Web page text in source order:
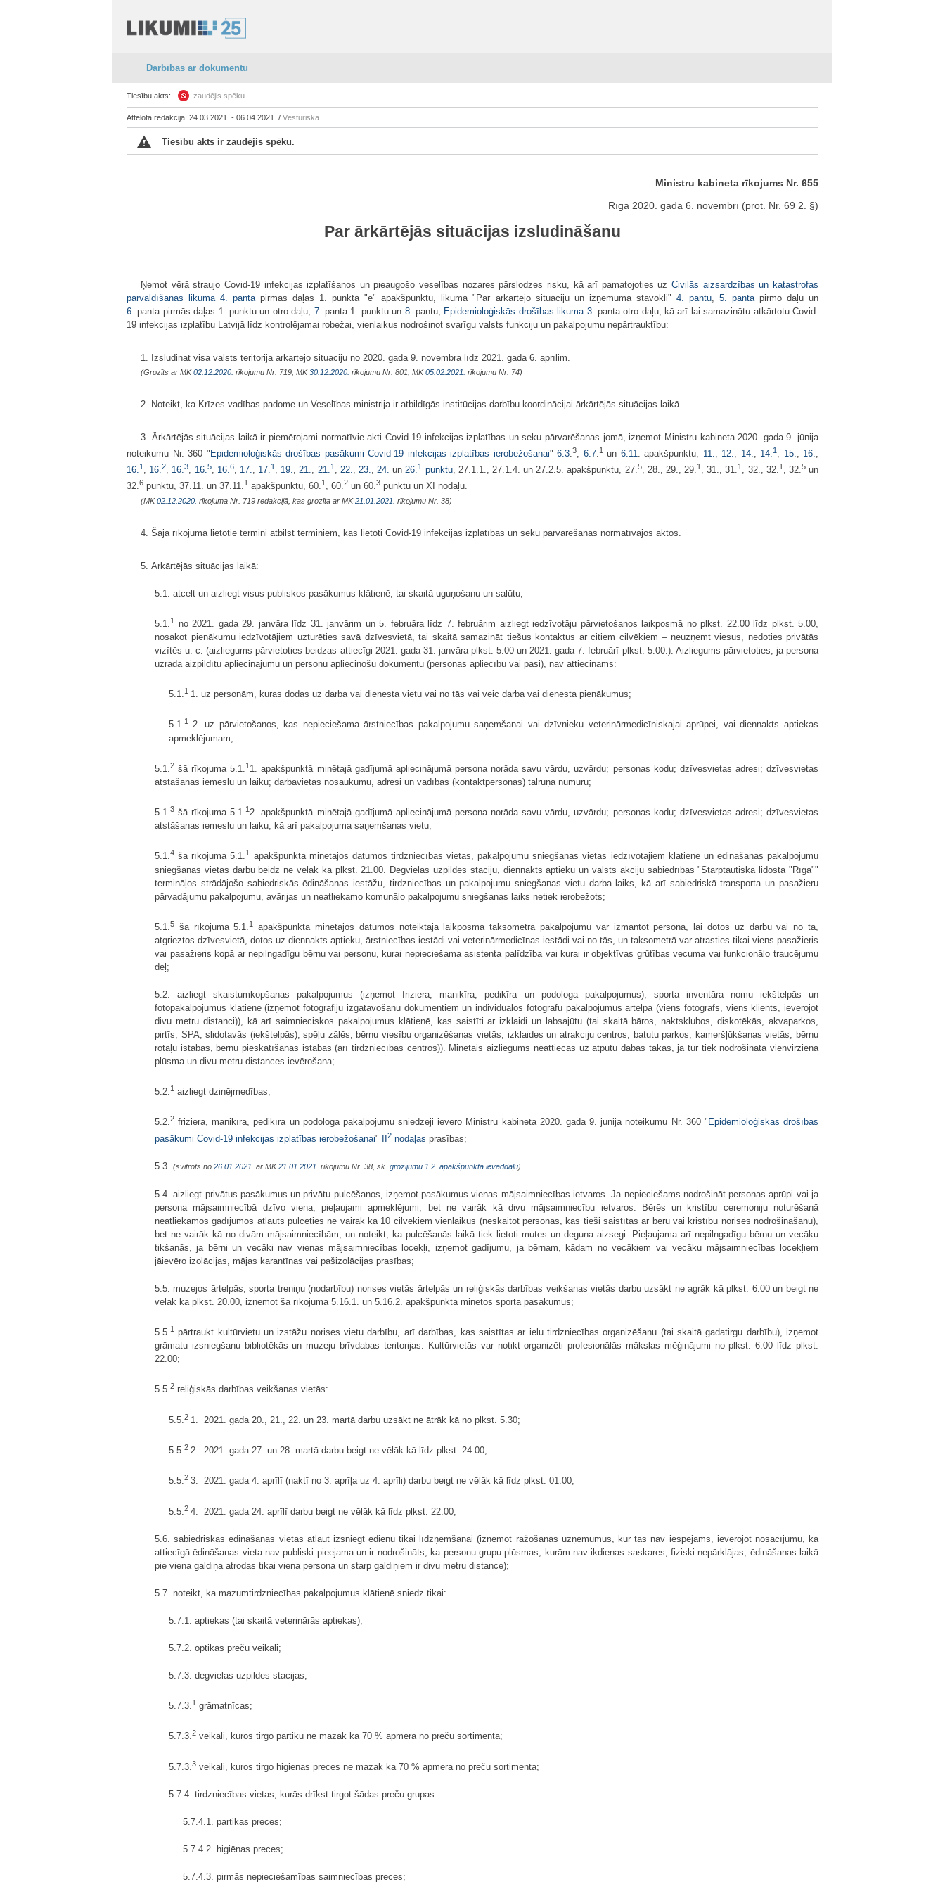
Darbības ar dokumentu
Tiesību akts: zaudējis spēku
Attēlotā redakcija: 24.03.2021. - 06.04.2021. / Vēsturiskā
Tiesību akts ir zaudējis spēku.
Ministru kabineta rīkojums Nr. 655
Rīgā 2020. gada 6. novembrī (prot. Nr. 69 2. §)
Par ārkārtējās situācijas izsludināšanu
Ņemot vērā straujo Covid-19 infekcijas izplatīšanos un pieaugošo veselības nozares pārslodzes risku, kā arī pamatojoties uzCivilās aizsardzības un katastrofas
pārvaldīšanas likuma 4. panta pirmās daļas 1. punkta "e" apakšpunktu, likuma "Par ārkārtējo situāciju un izņēmuma stāvokli" 4. pantu, 5. pantapirmo daļu un
6. panta pirmās daļas 1. punktu un otro daļu, 7. panta 1. punktu un 8. pantu, Epidemioloģiskās drošības likuma 3. panta otro daļu, kā arī lai samazinātu atkārtotu Covid-
19 infekcijas izplatību Latvijā līdz kontrolējamai robežai, vienlaikus nodrošinot svarīgu valsts funkciju un pakalpojumu nepārtrauktību:
1. Izsludināt visā valsts teritorijā ārkārtējo situāciju no 2020. gada 9. novembra līdz 2021. gada 6. aprīlim.
(Grozīts ar MK02.12.2020. rīkojumu Nr. 719; MK30.12.2020. rīkojumu Nr. 801; MK05.02.2021. rīkojumu Nr. 74)
2. Noteikt, ka Krīzes vadības padome un Veselības ministrija ir atbildīgās institūcijas darbību koordinācijai ārkārtējās situācijas laikā.
3. Ārkārtējās situācijas laikā ir piemērojami normatīvie akti Covid-19 infekcijas izplatības un seku pārvarēšanas jomā, izņemot Ministru kabineta 2020. gada 9. jūnija
noteikumu Nr. 360 " Epidemioloģiskās drošības pasākumi Covid-19 infekcijas izplatības ierobežošanai" 6.3.3, 6.7.1un 6.11. apakšpunktu, 11., 12., 14., 14.1 , 15., 16.,
16.1 , 16.2, 16.3, 16.5, 16.6, 17., 17.1 , 19.,21., 21.1, 22., 23.,24.un26.1 punktu, 27.1.1., 27.1.4. un 27.2.5. apakšpunktu, 27.5, 28., 29., 29.1 , 31., 31.1 , 32., 32.1, 32.5un
32.6 punktu, 37.11. un 37.11.1 apakšpunktu, 60.1, 60.2 un 60.3 punktu un XI nodaļu.
(MK02.12.2020. rīkojuma Nr. 719 redakcijā, kas grozīta ar MK21.01.2021. rīkojumu Nr. 38)
4. Šajā rīkojumā lietotie termini atbilst terminiem, kas lietoti Covid-19 infekcijas izplatības un seku pārvarēšanas normatīvajos aktos.
5. Ārkārtējās situācijas laikā:
5.1. atcelt un aizliegt visus publiskos pasākumus klātienē, tai skaitā uguņošanu un salūtu;
5.1.1
no 2021. gada 29. janvāra līdz 31. janvārim un 5. februāra līdz 7. februārim aizliegt iedzīvotāju pārvietošanos laikposmā no plkst. 22.00 līdz plkst. 5.00,
nosakot pienākumu iedzīvotājiem uzturēties savā dzīvesvietā, tai skaitā samazināt tiešus kontaktus ar citiem cilvēkiem – neuzņemt viesus, nedoties privātās
vizītēs u. c. (aizliegums pārvietoties beidzas attiecīgi 2021. gada 31. janvāra plkst. 5.00 un 2021. gada 7. februārī plkst. 5.00.). Aizliegums pārvietoties, ja persona
uzrāda aizpildītu apliecinājumu un personu apliecinošu dokumentu (personas apliecību vai pasi), nav attiecināms:
5.1.1 1. uz personām, kuras dodas uz darba vai dienesta vietu vai no tās vai veic darba vai dienesta pienākumus;
5.1.1 2. uz pārvietošanos, kas nepieciešama ārstniecības pakalpojumu saņemšanai vai dzīvnieku veterinārmedicīniskajai aprūpei, vai diennakts aptiekas
apmeklējumam;
5.1.2 šā rīkojuma 5.1.1 1. apakšpunktā minētajā gadījumā apliecinājumā persona norāda savu vārdu, uzvārdu; personas kodu; dzīvesvietas adresi; dzīvesvietas
atstāšanas iemeslu un laiku; darbavietas nosaukumu, adresi un vadības (kontaktpersonas) tālruņa numuru;
5.1.3 šā rīkojuma 5.1.12. apakšpunktā minētajā gadījumā apliecinājumā persona norāda savu vārdu, uzvārdu; personas kodu; dzīvesvietas adresi; dzīvesvietas
atstāšanas iemeslu un laiku, kā arī pakalpojuma saņemšanas vietu;
5.1.4 šā rīkojuma 5.1.1 apakšpunktā minētajos datumos tirdzniecības vietas, pakalpojumu sniegšanas vietas iedzīvotājiem klātienē un ēdināšanas pakalpojumu
sniegšanas vietas darbu beidz ne vēlāk kā plkst. 21.00. Degvielas uzpildes staciju, diennakts aptieku un valsts akciju sabiedrības "Starptautiskā lidosta "Rīga""
termināļos strādājošo sabiedriskās ēdināšanas iestāžu, tirdzniecības un pakalpojumu sniegšanas vietu darba laiks, kā arī sabiedriskā transporta un pasažieru
pārvadājumu pakalpojumu, avārijas un neatliekamo komunālo pakalpojumu sniegšanas laiks netiek ierobežots;
5.1.5 šā rīkojuma 5.1.1
apakšpunktā minētajos datumos noteiktajā laikposmā taksometra pakalpojumu var izmantot persona, lai dotos uz darbu vai no tā,
atgrieztos dzīvesvietā, dotos uz diennakts aptieku, ārstniecības iestādi vai veterinārmedicīnas iestādi vai no tās, un taksometrā var atrasties tikai viens pasažieris
vai pasažieris kopā ar nepilngadīgu bērnu vai personu, kurai nepieciešama asistenta palīdzība vai kurai ir objektīvas grūtības vecuma vai funkcionālo traucējumu
dēļ;
5.2. aizliegt skaistumkopšanas pakalpojumus (izņemot friziera, manikīra, pedikīra un podologa pakalpojumus), sporta inventāra nomu iekštelpās un
fotopakalpojumus klātienē (izņemot fotogrāfiju izgatavošanu dokumentiem un individuālos fotogrāfu pakalpojumus ārtelpā (viens fotogrāfs, viens klients, ievērojot
divu metru distanci)), kā arī saimnieciskos pakalpojumus klātienē, kas saistīti ar izklaidi un labsajūtu (tai skaitā bāros, naktsklubos, diskotēkās, akvaparkos,
pirtīs, SPA, slidotavās (iekštelpās), spēļu zālēs, bērnu viesību organizēšanas vietās, izklaides un atrakciju centros, batutu parkos, kameršļūkšanas vietās, bērnu
rotaļu istabās, bērnu pieskatīšanas istabās (arī tirdzniecības centros)). Minētais aizliegums neattiecas uz atpūtu dabas takās, ja tur tiek nodrošināta vienvirziena
plūsma un divu metru distances ievērošana;
5.2.1 aizliegt dzinējmedības;
5.2.2 friziera, manikīra, pedikīra un podologa pakalpojumu sniedzēji ievēro Ministru kabineta 2020. gada 9. jūnija noteikumu Nr. 360 " Epidemioloģiskās drošības
pasākumi Covid-19 infekcijas izplatības ierobežošanai" 2 nodaļas prasības;
5.3. (svītrots no 26.01.2021. ar MK21.01.2021. rīkojumu Nr. 38, sk. grozījumu 1.2. apakšpunkta ievaddaļu)
5.4. aizliegt privātus pasākumus un privātu pulcēšanos, izņemot pasākumus vienas mājsaimniecības ietvaros. Ja nepieciešams nodrošināt personas aprūpi vai ja
persona mājsaimniecībā dzīvo viena, pieļaujami apmeklējumi, bet ne vairāk kā divu mājsaimniecību ietvaros. Bērēs un kristību ceremoniju noturēšanā
neatliekamos gadījumos atļauts pulcēties ne vairāk kā 10 cilvēkiem vienlaikus (neskaitot personas, kas tieši saistītas ar bēru vai kristību norises nodrošināšanu),
bet ne vairāk kā no divām mājsaimniecībām, un noteikt, ka pulcēšanās laikā tiek lietoti mutes un deguna aizsegi. Pieļaujama arī nepilngadīgu bērnu un vecāku
tikšanās, ja bērni un vecāki nav vienas mājsaimniecības locekļi, izņemot gadījumu, ja bērnam, kādam no vecākiem vai vecāku mājsaimniecības locekļiem
jāievēro izolācijas, mājas karantīnas vai pašizolācijas prasības;
5.5. muzejos ārtelpās, sporta treniņu (nodarbību) norises vietās ārtelpās un reliģiskās darbības veikšanas vietās darbu uzsākt ne agrāk kā plkst. 6.00 un beigt ne
vēlāk kā plkst. 20.00, izņemot šā rīkojuma 5.16.1. un 5.16.2. apakšpunktā minētos sporta pasākumus;
5.5.1 pārtraukt kultūrvietu un izstāžu norises vietu darbību, arī darbības, kas saistītas ar ielu tirdzniecības organizēšanu (tai skaitā gadatirgu darbību), izņemot
grāmatu izsniegšanu bibliotēkās un muzeju brīvdabas teritorijas. Kultūrvietās var notikt organizēti profesionālās mākslas mēģinājumi no plkst. 6.00 līdz plkst.
22.00;
5.5.2 reliģiskās darbības veikšanas vietās:
5.5.2 1. 2021. gada 20., 21., 22. un 23. martā darbu uzsākt ne ātrāk kā no plkst. 5.30;
5.5.2 2. 2021. gada 27. un 28. martā darbu beigt ne vēlāk kā līdz plkst. 24.00;
5.5.2 3. 2021. gada 4. aprīlī (naktī no 3. aprīļa uz 4. aprīli) darbu beigt ne vēlāk kā līdz plkst. 01.00;
5.5.2 4. 2021. gada 24. aprīlī darbu beigt ne vēlāk kā līdz plkst. 22.00;
5.6. sabiedriskās ēdināšanas vietās atļaut izsniegt ēdienu tikai līdzņemšanai (izņemot ražošanas uzņēmumus, kur tas nav iespējams, ievērojot nosacījumu, ka
attiecīgā ēdināšanas vieta nav publiski pieejama un ir nodrošināts, ka personu grupu plūsmas, kurām nav ikdienas saskares, fiziski nepārklājas, ēdināšanas laikā
pie viena galdiņa atrodas tikai viena persona un starp galdiņiem ir divu metru distance);
5.7. noteikt, ka mazumtirdzniecības pakalpojumus klātienē sniedz tikai:
5.7.1. aptiekas (tai skaitā veterinārās aptiekas);
5.7.2. optikas preču veikali;
5.7.3. degvielas uzpildes stacijas;
5.7.3.1 grāmatnīcas;
5.7.3.2 veikali, kuros tirgo pārtiku ne mazāk kā 70 % apmērā no preču sortimenta;
5.7.3.3 veikali, kuros tirgo higiēnas preces ne mazāk kā 70 % apmērā no preču sortimenta;
5.7.4. tirdzniecības vietas, kurās drīkst tirgot šādas preču grupas:
5.7.4.1. pārtikas preces;
5.7.4.2. higiēnas preces;
5.7.4.3. pirmās nepieciešamības saimniecības preces;